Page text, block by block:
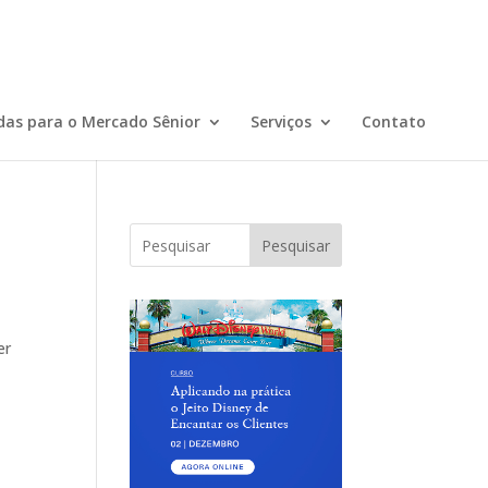
para o Mercado Sênior Serviços Contato
Pesquisar